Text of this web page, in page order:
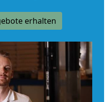
erhalten